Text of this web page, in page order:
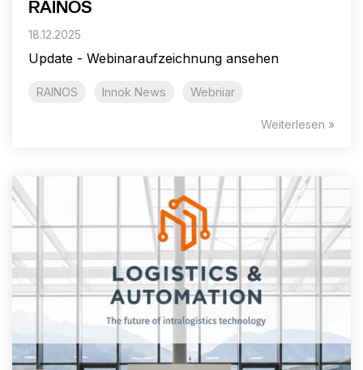
RAINOS
18.12.2025
Update - Webinaraufzeichnung ansehen
RAINOS Innok News Webniar
Weiterlesen »